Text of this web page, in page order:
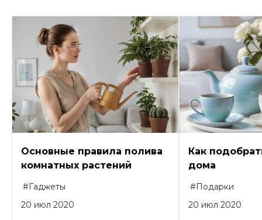
Основные правила полива
комнатных растений
#Гаджеты
20 июл 2020
Как
дома
#Подарки
20 июл 2020